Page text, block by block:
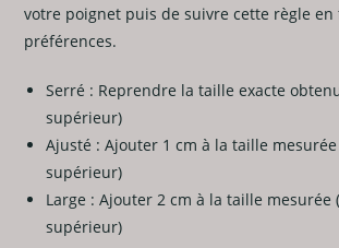
votre poignet puis de suivre cette règle en
préférences.
Serré : Reprendre la taille exacte
supérieur)
Ajusté : Ajouter 1 cm à la taille
supérieur)
Large : Ajouter 2 cm à la taille mesurée
supérieur)